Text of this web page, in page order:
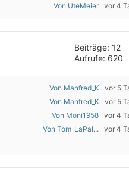
Von UteMeier vor 4
Beiträge: 12
Aufrufe: 620
Von Manfred_K vor 5
Von Manfred_K vor 5
Von Moni1958 vor 4
Von Tom_LaPal... vor 4